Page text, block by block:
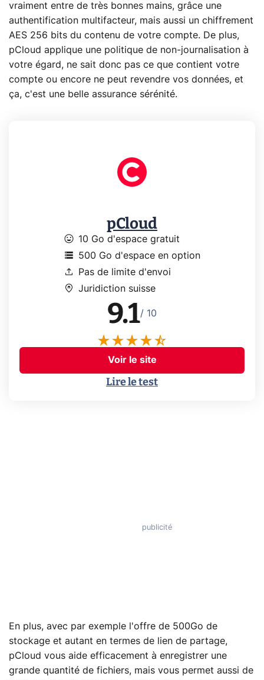
vraiment entre de très bonnes mains, grâce une
authentification multifacteur, mais aussi un chiffrement
AES 256 bits du contenu de votre compte. De plus,
pCloud applique une politique de non-journalisation à
votre égard, ne sait donc pas ce que contient votre
compte ou encore ne peut revendre vos données, et
ça, c'est une belle assurance sérénité.
pCloud
mood 10 Go d'espace gratuit
storage 500 Go d'espace en option
upload Pas de limite d'envoi
home_pin Juridiction suisse
9.1/ 10
Voir le site
Lire le test
En plus, avec par exemple l'offre de 500Go de
stockage et autant en termes de lien de partage,
pCloud vous aide efficacement à enregistrer une
grande quantité de fichiers, mais vous permet aussi de